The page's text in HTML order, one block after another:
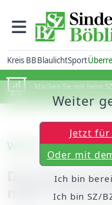
Kreis BBBlaulichtSport
Machen Sie mit beim
Was die Flut in
Die
mehr
Weiter
Jetzt
Oder mit
Ich bin
Ich bin SZ/